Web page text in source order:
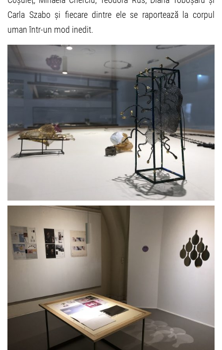
Carla Szabo și fiecare dintre ele se raportează la corpul
uman într-un mod inedit.